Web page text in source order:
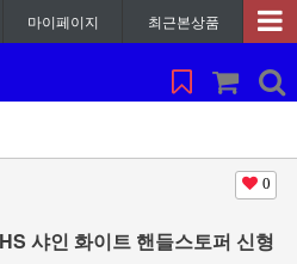
마이페이지 최근본상품
0
샤인 화이트 핸들스토퍼 신형